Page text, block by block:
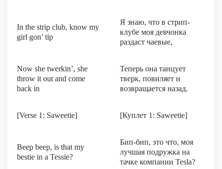
In the strip club, know my
girl gon’ tip
Я знаю, что в стрип-
клубе моя девчонка
раздаст чаевые,
Now she twerkin’, she
throw it out and come
back in
Теперь она танцует
тверк, повиляет и
возвращается назад.
[Verse 1: Saweetie] [Куплет 1: Saweetie]
Beep beep, is that my
bestie in a Tessie?
Бип-бип, это что, моя
лучшая подружка на
тачке компании Tesla?